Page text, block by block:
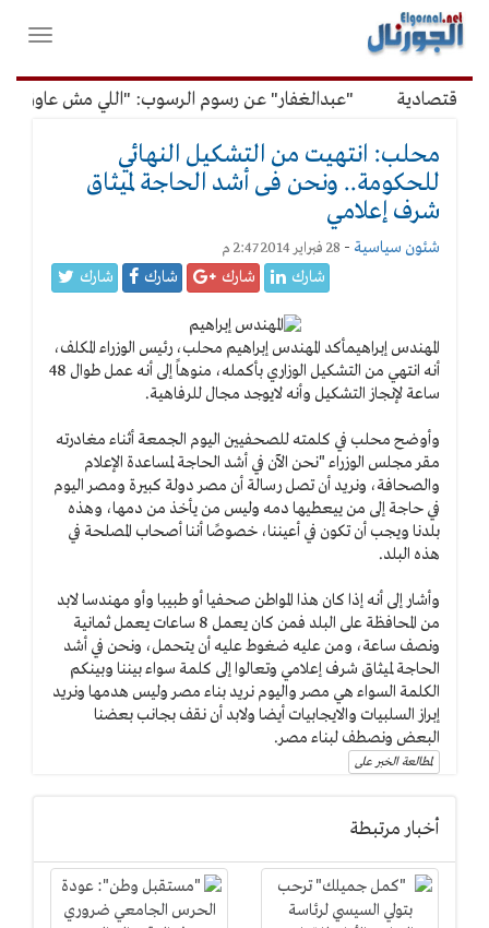
القائمة
الرئيسية
فتح
"عبدالغفار" عن رسوم الرسوب: "اللي مش عاوز
محلب: انتهيت من التشكيل النهائي
للحكومة.. ونحن فى أشد الحاجة لميثاق
شرف إعلامي
شئون سياسية - 28 فبراير 2014 2:47 م
شارك شارك شارك شارك
المهندس إبراهيمأكد المهندس إبراهيم محلب، رئيس الوزراء المكلف،
أنه انتهي من التشكيل الوزاري بأكمله، منوهاً إلى أنه عمل طوال 48
ساعة لإنجاز التشكيل وأنه لايوجد مجال للرفاهية.
وأوضح محلب في كلمته للصحفيين اليوم الجمعة أثناء مغادرته
مقر مجلس الوزراء "نحن الآن في أشد الحاجة لمساعدة الإعلام
والصحافة، ونريد أن تصل رسالة أن مصر دولة كبيرة ومصر اليوم
في حاجة إلى من ييعطيها دمه وليس من يأخذ من دمها، وهذه
بلدنا ويجب أن تكون في أعيننا، خصوصًا أننا أصحاب المصلحة في
هذه البلد.
وأشار إلى أنه إذا كان هذا المواطن صحفيا أو طبيبا وأو مهندسا لابد
من المحافظة على البلد فمن كان يعمل 8 ساعات يعمل ثمانية
ونصف ساعة، ومن عليه ضغوط عليه أن يتحمل، ونحن في أشد
الحاجة لميثاق شرف إعلامي وتعالوا إلى كلمة سواء بيننا وبينكم
الكلمة السواء هي مصر واليوم نريد بناء مصر وليس هدمها ونريد
إبراز السلبيات والايجابيات أيضا ولابد أن نقف بجانب بعضنا
البعض ونصطف لبناء مصر.
لمطالعة الخبر على
أخبار مرتبطة